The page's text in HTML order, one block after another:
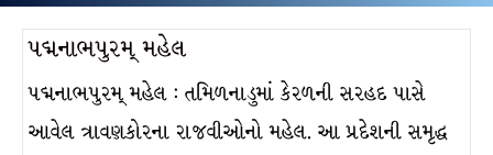
પદ્મનાભપુરમ્ મહેલ
પદ્મનાભપુરમ્ મહેલ : તમિળનાડુમાં કેરળની સરહદ પાસે
આવેલ ત્રાવણકોરના રાજવીઓનો મહેલ. આ પ્રદેશની સમૃદ્ધ